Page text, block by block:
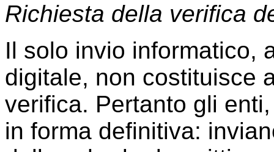
Richiesta della verifica
Il solo invio informatico,
digitale, non costituisce
verifica. Pertanto gli
in forma definitiva: